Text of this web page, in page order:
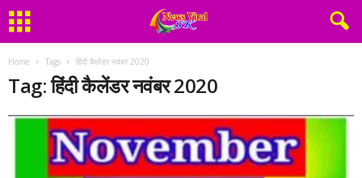
Home Tags हिंदी कैलेंडर नवंबर 2020
Tag: हिंदी कैलेंडर नवंबर 2020